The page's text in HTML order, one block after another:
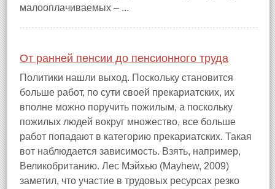
малооплачиваемых – ...
От ранней пенсии до пенсионного труда
Политики нашли выход. Поскольку становится
больше работ, по сути своей прекариатских, их
вполне можно поручить пожилым, а поскольку
пожилых людей вокруг множество, все больше
работ попадают в категорию прекариатских. Такая
вот наблюдается зависимость. Взять, например,
Великобританию. Лес Мэйхью (Mayhew, 2009)
заметил, что участие в трудовых ресурсах резко